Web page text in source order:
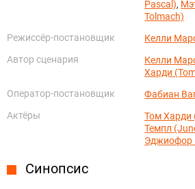
Pascal),
Tolmach)
Режиссёр-постановщик
Келли
Автор сценария
Келли
Харди
Оператор-постановщик
Фабиан
Актёры
Том Харди
Темпл
Эджиофор
Синопсис